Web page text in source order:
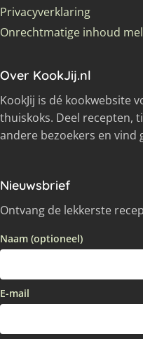
Privacyverklaring
Onrechtmatige inhoud
Over KookJij.nl
KookJij is dé kookwebsite
thuiskoks. Deel recepten,
andere bezoekers en vind
Nieuwsbrief
Ontvang de lekkerste
Naam (optioneel)
E-mail